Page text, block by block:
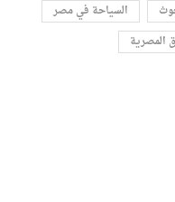
السياحة في مصر
المصرية